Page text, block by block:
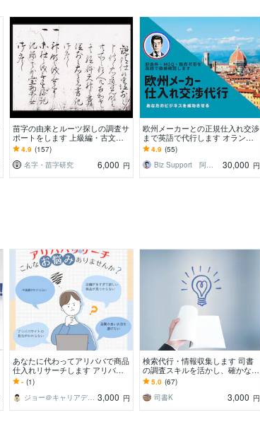
苗字の由来とルーツ探しの調査サ
ポートをします 上級編・古文書
資料分析付き（ハイレベル版で
す）
4.9 (157)
名字・苗字研究
6,000 円
欧州メーカーとの正規仕入れ交渉
まで英語で代行します オランダ
在住者が取引条件を直接確認
4.9 (55)
Biz Support 阿形 清治
30,000 円
あなたに代わってアリババで商品
仕入れリサーチします アリバ
バ 商品仕入れしたい方 中国輸
入に興味がある方
- (1)
ジョー＠キャリアデザインコンサルタント 3,000 円
検索代行・情報収集します 司書
の調査スキルを活かし、確かな情
報を提供します
5.0 (67)
司書K
3,000 円